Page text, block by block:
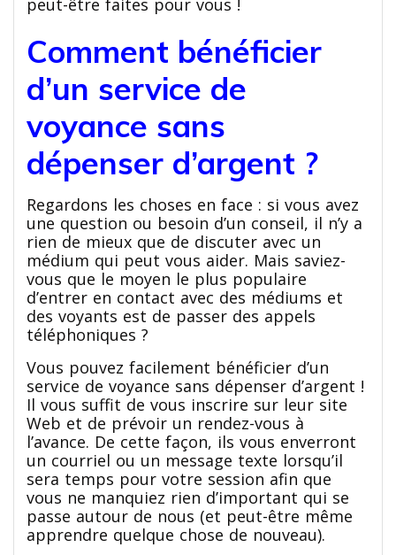
Comment bénéficier
d’un service de
voyance sans
dépenser d’argent ?
Regardons les choses en face : si vous avez
une question ou besoin d’un conseil, il n’y a
rien de mieux que de discuter avec un
médium qui peut vous aider. Mais saviez-
vous que le moyen le plus populaire
d’entrer en contact avec des médiums et
des voyants est de passer des appels
téléphoniques ?
Vous pouvez facilement bénéficier d’un
service de voyance sans dépenser d’argent !
Il vous suffit de vous inscrire sur leur site
Web et de prévoir un rendez-vous à
l’avance. De cette façon, ils vous enverront
un courriel ou un message texte lorsqu’il
sera temps pour votre session afin que
vous ne manquiez rien d’important qui se
passe autour de nous (et peut-être même
apprendre quelque chose de nouveau).